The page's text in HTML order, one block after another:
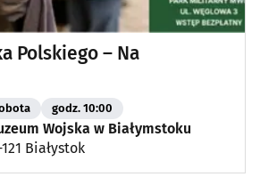
Polskiego – Na
godz. 10:00
Wojska w Białymstoku
Białystok